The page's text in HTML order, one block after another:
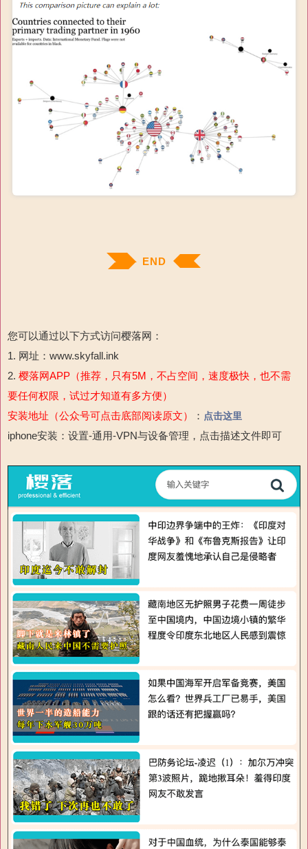
END
您可以通过以下方式访问樱落网：
1. 网址：www.skyfall.ink
2. 樱落网APP（推荐，只有5M，不占空间，速度极快，也不需
要任何权限，试过才知道有多方便）
安装地址（公众号可点击底部阅读原文）
： 点击这里
iphone安装：设置-通用-VPN与设备管理，点击描述文件即可